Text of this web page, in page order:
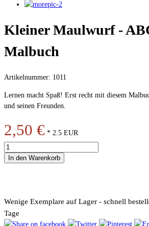
Kleiner Maulwurf -
Malbuch
Artikelnummer: 1011
Lernen macht Spaß! Erst recht mit diesem
und seinen Freunden.
2,50 € * 2.5 EUR
In den Warenkorb
Wenige Exemplare auf Lager - schnell
Tage